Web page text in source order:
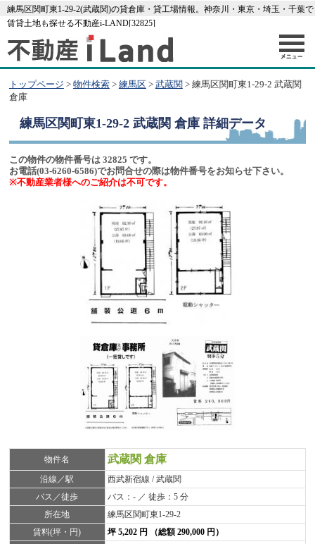
練馬区関町東1-29-2(武蔵関)の貸倉庫・貸工場情報。神奈川・東京・埼玉・千葉で
賃貸土地も探せる不動産i-LAND[32825]
トップページ > 物件検索> 練馬区> 武蔵関 > 練馬区関町東1-29-2 武蔵関
倉庫
練馬区関町東1-29-2 武蔵関 倉庫詳細データ
この物件の物件番号は 32825 です。
お電話(03-6260-6586)でお問合せの際は物件番号をお知らせ下さい。
※不動産業者様へのご紹介は不可です。
物件名 武蔵関 倉庫
沿線／駅
西武新宿線 / 武蔵関
バス／徒歩
バス：- ／ 徒歩：5 分
所在地
練馬区関町東1-29-2
賃料(坪・円)
坪 5,202 円 （総額 290,000 円）